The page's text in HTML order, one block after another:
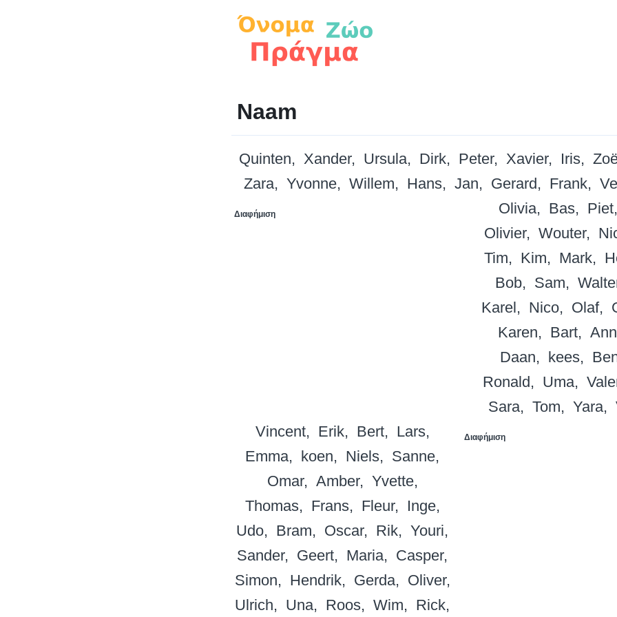
Naam
Quinten Xander Ursula Dirk Peter Xavier Iris
Zara
Yvonne Willem Hans Jan Gerard
Διαφήμιση
Frank
Olivia
Bas
Piet
Olivier
Wouter
Tim
Kim Mark
Bob
Sam
Karel
Nico Olaf
Karen
Bart
Daan
kees
Ronald
Uma
Sara
Tom Yara
Vincent
Erik Bert Lars Διαφήμιση
Emma koen Niels
Sanne
Omar
Amber
Yvette
Thomas
Frans Fleur
Inge
Udo
Bram Oscar Rik
Youri
Sander
Geert Maria
Casper
Simon
Hendrik Gerda
Oliver
Ulrich
Una Roos Wim Rick